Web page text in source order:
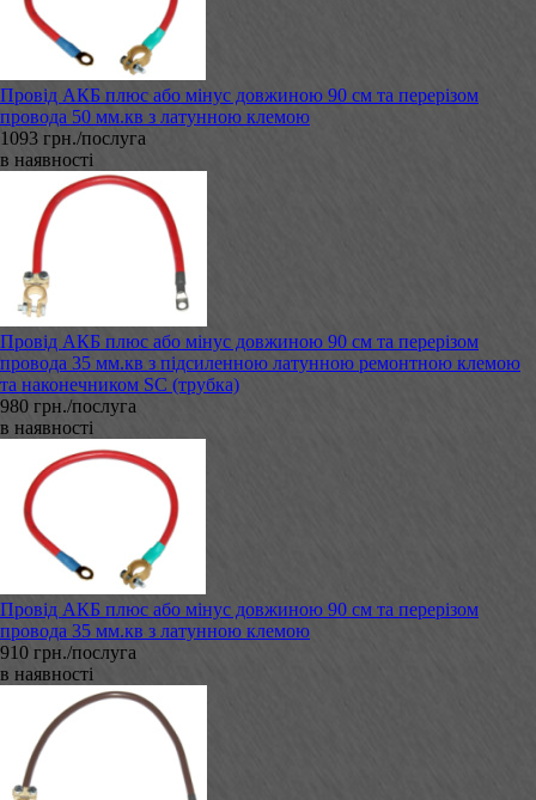
Провід АКБ плюс або мінус довжиною 90 см та перерізом
провода 50 мм.кв з латунною клемою
1093 грн./послуга
в наявності
Провід АКБ плюс або мінус довжиною 90 см та перерізом
провода 35 мм.кв з підсиленною латунною ремонтною клемою
та наконечником SC (трубка)
980 грн./послуга
в наявності
Провід АКБ плюс або мінус довжиною 90 см та перерізом
провода 35 мм.кв з латунною клемою
910 грн./послуга
в наявності